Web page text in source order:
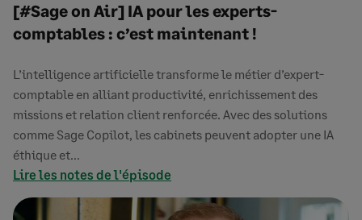
[#Sage on Air] IA pour les experts-
comptables : c’est maintenant !
L’intelligence artificielle transforme le métier d’expert-
comptable en alliant productivité, enrichissement des
missions et relation client renforcée. Avec des solutions
comme Sage Copilot, les cabinets peuvent adopter une IA
éthique et…
Lire les notes de l'épisode